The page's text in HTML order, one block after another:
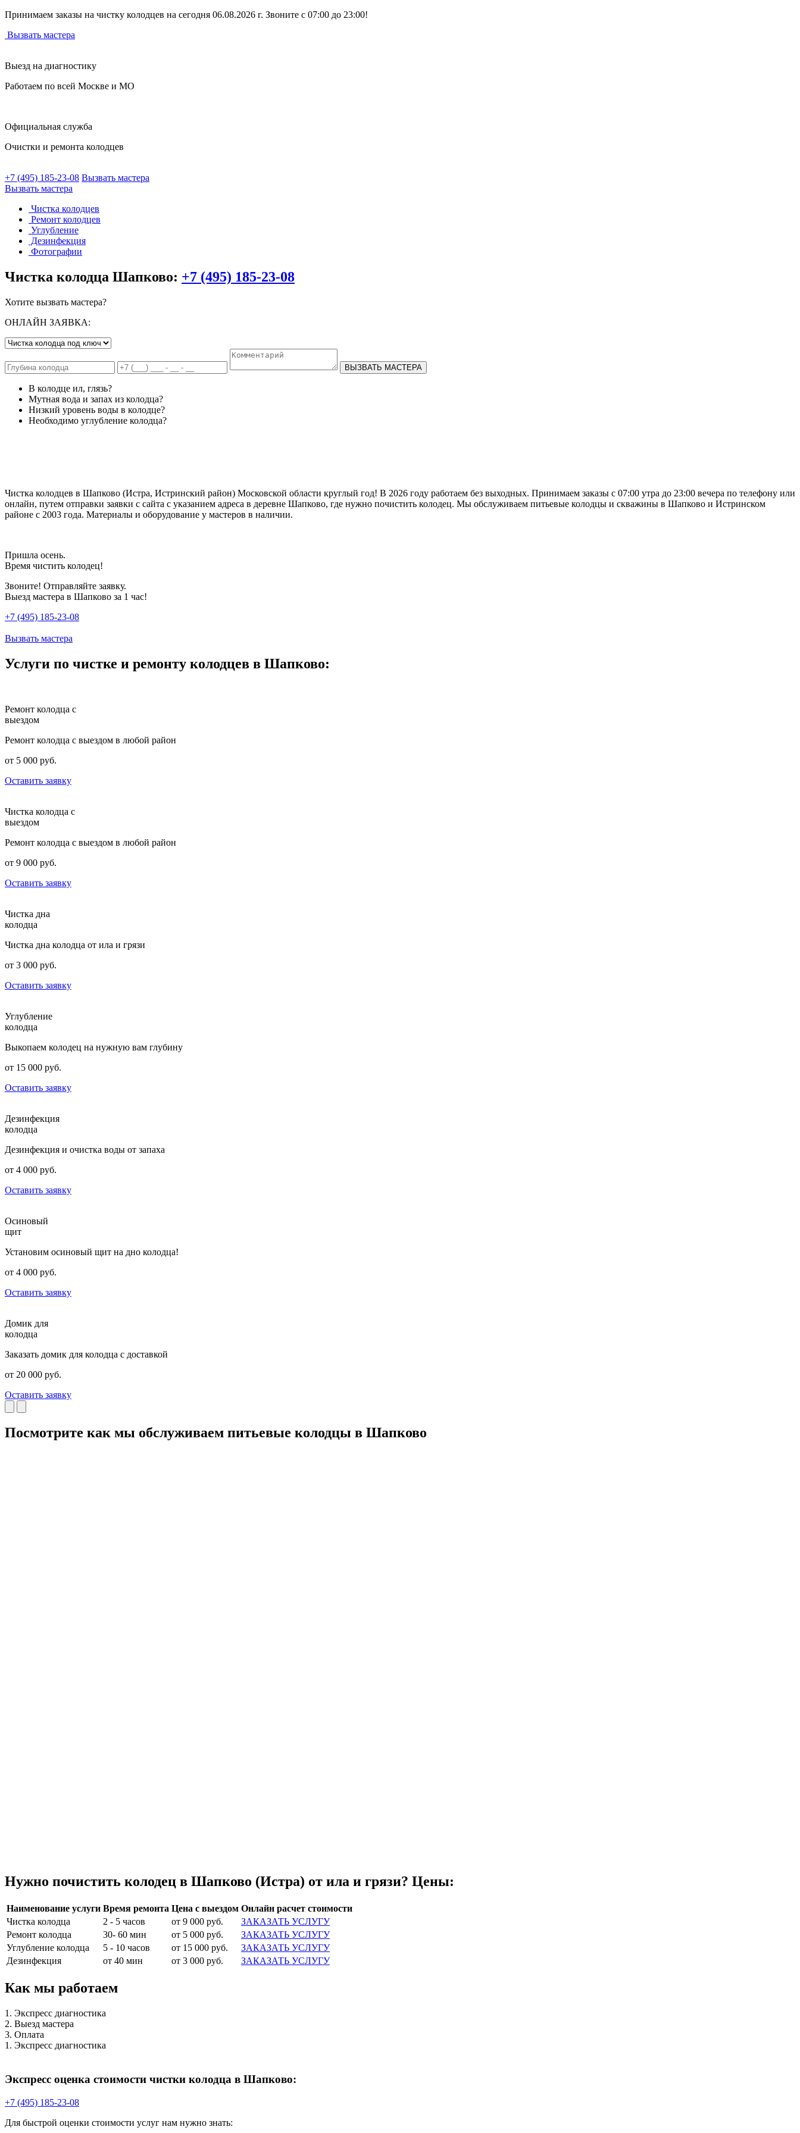
Принимаем заказы на чистку колодцев на сегодня 06.08.2026 г. Звоните с 07:00 до 23:00!
Вызвать мастера
Выезд на диагностику
Работаем по всей Москве и МО
Официальная служба
Очистки и ремонта колодцев
+7 (495) 185-23-08 Вызвать мастера
Вызвать мастера
Чистка колодцев
Ремонт колодцев
Углубление
Дезинфекция
Фотографии
Чистка колодца Шапково: +7 (495) 185-23-08
Хотите вызвать мастера?
ОНЛАЙН ЗАЯВКА:
ВЫЗВАТЬ МАСТЕРА
В колодце ил, глязь?
Мутная вода и запах из колодца?
Низкий уровень воды в колодце?
Необходимо углубление колодца?
Чистка колодцев в Шапково (Истра, Истринский район) Московской области круглый год! В 2026 году работаем без выходных. Принимаем заказы с 07:00 утра до 23:00 вечера по телефону или
онлайн, путем отправки заявки с сайта с указанием адреса в деревне Шапково, где нужно почистить колодец. Мы обслуживаем питьевые колодцы и скважины в Шапково и Истринском
районе с 2003 года. Материалы и оборудование у мастеров в наличии.
Пришла осень.
Время чистить колодец!
Звоните! Отправляйте заявку.
Выезд мастера в Шапково за 1 час!
+7 (495) 185-23-08
Вызвать мастера
Услуги по чистке и ремонту колодцев в Шапково:
Ремонт колодца с
выездом
Ремонт колодца с выездом в любой район
от 5 000 руб.
Оставить заявку
Чистка колодца с
выездом
Ремонт колодца с выездом в любой район
от 9 000 руб.
Оставить заявку
Чистка дна
колодца
Чистка дна колодца от ила и грязи
от 3 000 руб.
Оставить заявку
Углубление
колодца
Выкопаем колодец на нужную вам глубину
от 15 000 руб.
Оставить заявку
Дезинфекция
колодца
Дезинфекция и очистка воды от запаха
от 4 000 руб.
Оставить заявку
Осиновый
щит
Установим осиновый щит на дно колодца!
от 4 000 руб.
Оставить заявку
Домик для
колодца
Заказать домик для колодца с доставкой
от 20 000 руб.
Оставить заявку
Посмотрите как мы обслуживаем питьевые колодцы в Шапково
Нужно почистить колодец в Шапково (Истра) от ила и грязи? Цены:
Наименование услуги Время ремонта Цена с выездом Онлайн расчет стоимости
Чистка колодца
2 - 5 часов от 9 000 руб.
ЗАКАЗАТЬ УСЛУГУ
Ремонт колодца
30- 60 мин от 5 000 руб.
ЗАКАЗАТЬ УСЛУГУ
Углубление колодца
5 - 10 часов от 15 000 руб.
ЗАКАЗАТЬ УСЛУГУ
Дезинфекция
от 40 мин от 3 000 руб. ЗАКАЗАТЬ УСЛУГУ
Как мы работаем
1. Экспресс диагностика
2. Выезд мастера
3. Оплата
1. Экспресс диагностика
Экспресс оценка стоимости чистки колодца в Шапково:
+7 (495) 185-23-08
Для быстрой оценки стоимости услуг нам нужно знать: